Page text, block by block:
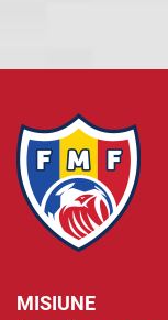
MISIUNE